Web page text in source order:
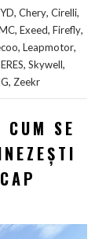
, Chery, Cirelli,
, Exeed, Firefly,
, Leapmotor,
, Skywell,
, Zeekr
SE